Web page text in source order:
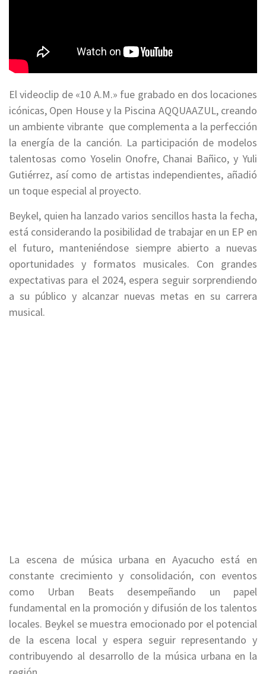
El videoclip de «10 A.M.» fue grabado en dos locaciones
icónicas, Open House y la Piscina AQQUAAZUL, creando
un ambiente vibrante que complementa a la perfección
la energía de la canción. La participación de modelos
talentosas como Yoselin Onofre, Chanai Bañico, y Yuli
Gutiérrez, así como de artistas independientes, añadió
un toque especial al proyecto.
Beykel, quien ha lanzado varios sencillos hasta la fecha,
está considerando la posibilidad de trabajar en un EP en
el futuro, manteniéndose siempre abierto a nuevas
oportunidades y formatos musicales. Con grandes
expectativas para el 2024, espera seguir sorprendiendo
a su público y alcanzar nuevas metas en su carrera
musical.
La escena de música urbana en Ayacucho está en
constante crecimiento y consolidación, con eventos
como Urban Beats desempeñando un papel
fundamental en la promoción y difusión de los talentos
locales. Beykel se muestra emocionado por el potencial
de la escena local y espera seguir representando y
contribuyendo al desarrollo de la música urbana en la